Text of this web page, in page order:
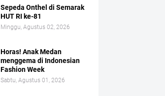
Sepeda Onthel di Semarak
HUT RI ke-81
Minggu, Agustus 02, 2026
Horas! Anak Medan
menggema di Indonesian
Fashion Week
Sabtu, Agustus 01, 2026